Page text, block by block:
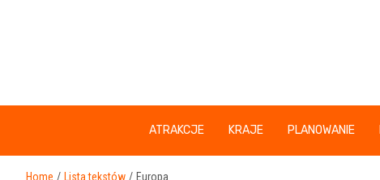
ATRAKCJE KRAJE PLANOWANIE
Home Lista tekstów Europa